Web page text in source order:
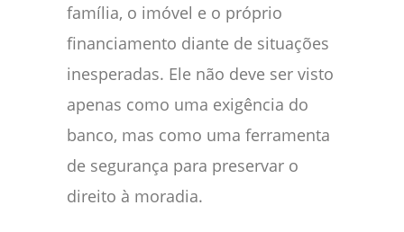
família, o imóvel e o próprio
financiamento diante de situações
inesperadas. Ele não deve ser visto
apenas como uma exigência do
banco, mas como uma ferramenta
de segurança para preservar o
direito à moradia.